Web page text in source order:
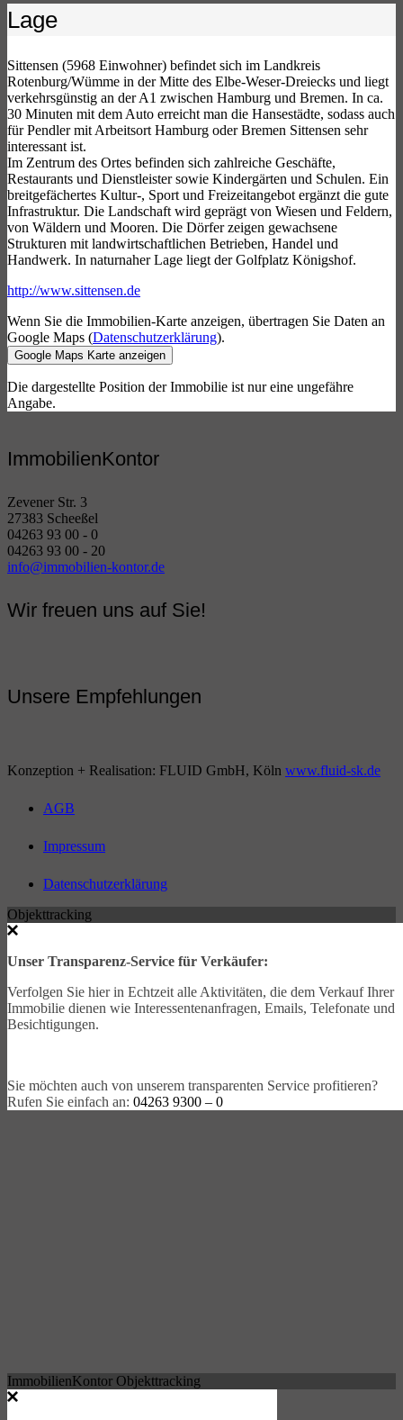
Lage
Sittensen (5968 Einwohner) befindet sich im Landkreis
Rotenburg/Wümme in der Mitte des Elbe-Weser-Dreiecks und liegt
verkehrsgünstig an der A1 zwischen Hamburg und Bremen. In ca.
30 Minuten mit dem Auto erreicht man die Hansestädte, sodass auch
für Pendler mit Arbeitsort Hamburg oder Bremen Sittensen sehr
interessant ist.
Im Zentrum des Ortes befinden sich zahlreiche Geschäfte,
Restaurants und Dienstleister sowie Kindergärten und Schulen. Ein
breitgefächertes Kultur-, Sport und Freizeitangebot ergänzt die gute
Infrastruktur. Die Landschaft wird geprägt von Wiesen und Feldern,
von Wäldern und Mooren. Die Dörfer zeigen gewachsene
Strukturen mit landwirtschaftlichen Betrieben, Handel und
Handwerk. In naturnaher Lage liegt der Golfplatz Königshof.
http://www.sittensen.de
Wenn Sie die Immobilien-Karte anzeigen, übertragen Sie Daten an
Google Maps (Datenschutzerklärung).
Google Maps Karte anzeigen
Die dargestellte Position der Immobilie ist nur eine ungefähre
Angabe.
ImmobilienKontor
Zevener Str. 3
27383 Scheeßel
04263 93 00 - 0
04263 93 00 - 20
info@immobilien-kontor.de
Wir freuen uns auf Sie!
Unsere Empfehlungen
Konzeption + Realisation: FLUID GmbH, Köln www.fluid-sk.de
AGB
Impressum
Datenschutzerklärung
Objekttracking
Unser Transparenz-Service für Verkäufer:
Verfolgen Sie hier in Echtzeit alle Aktivitäten, die dem Verkauf Ihrer
Immobilie dienen wie Interessentenanfragen, Emails, Telefonate und
Besichtigungen.
Sie möchten auch von unserem transparenten Service profitieren?
Rufen Sie einfach an: 04263 9300 – 0
ImmobilienKontor Objekttracking